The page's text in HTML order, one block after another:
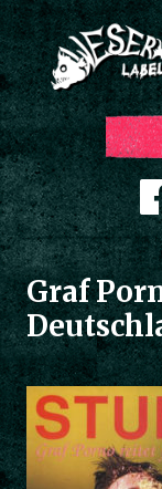
Graf